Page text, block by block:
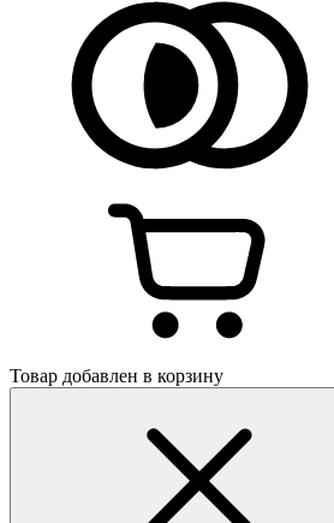
Товар добавлен в корзину